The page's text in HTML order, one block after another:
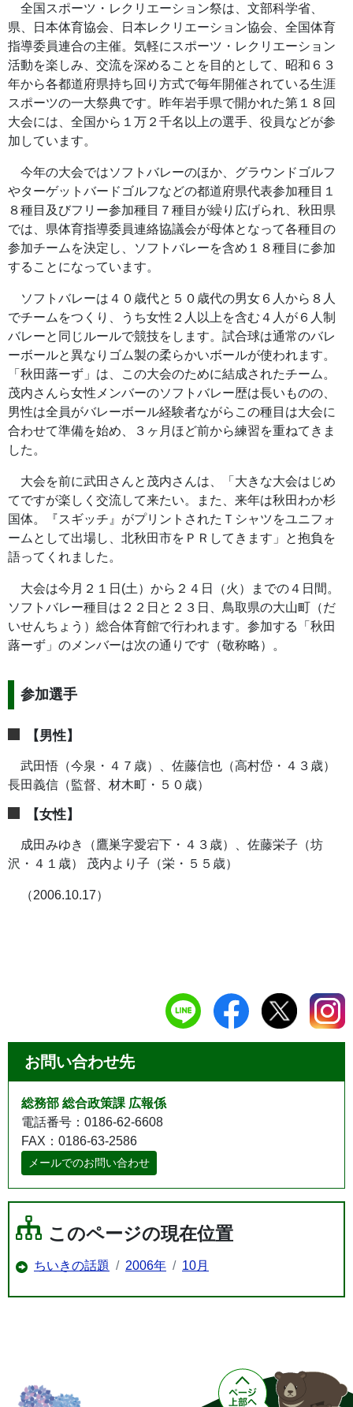
全国スポーツ・レクリエーション祭は、文部科学省、
県、日本体育協会、日本レクリエーション協会、全国体育
指導委員連合の主催。気軽にスポーツ・レクリエーション
活動を楽しみ、交流を深めることを目的として、昭和６３
年から各都道府県持ち回り方式で毎年開催されている生涯
スポーツの一大祭典です。昨年岩手県で開かれた第１８回
大会には、全国から１万２千名以上の選手、役員などが参
加しています。
今年の大会ではソフトバレーのほか、グラウンドゴルフ
やターゲットバードゴルフなどの都道府県代表参加種目１
８種目及びフリー参加種目７種目が繰り広げられ、秋田県
では、県体育指導委員連絡協議会が母体となって各種目の
参加チームを決定し、ソフトバレーを含め１８種目に参加
することになっています。
ソフトバレーは４０歳代と５０歳代の男女６人から８人
でチームをつくり、うち女性２人以上を含む４人が６人制
バレーと同じルールで競技をします。試合球は通常のバレ
ーボールと異なりゴム製の柔らかいボールが使われます。
「秋田蕗ーず」は、この大会のために結成されたチーム。
茂内さんら女性メンバーのソフトバレー歴は長いものの、
男性は全員がバレーボール経験者ながらこの種目は大会に
合わせて準備を始め、３ヶ月ほど前から練習を重ねてきま
した。
大会を前に武田さんと茂内さんは、「大きな大会はじめ
てですが楽しく交流して来たい。また、来年は秋田わか杉
国体。『スギッチ』がプリントされたＴシャツをユニフォ
ームとして出場し、北秋田市をＰＲしてきます」と抱負を
語ってくれました。
大会は今月２１日(土）から２４日（火）までの４日間。
ソフトバレー種目は２２日と２３日、鳥取県の大山町（だ
いせんちょう）総合体育館で行われます。参加する「秋田
蕗ーず」のメンバーは次の通りです（敬称略）。
参加選手
【男性】
武田悟（今泉・４７歳）、佐藤信也（高村岱・４３歳）
長田義信（監督、材木町・５０歳）
【女性】
成田みゆき（鷹巣字愛宕下・４３歳）、佐藤栄子（坊
沢・４１歳） 茂内より子（栄・５５歳）
（2006.10.17）
お問い合わせ先
総務部 総合政策課 広報係
電話番号：0186-62-6608
FAX：0186-63-2586
メールでのお問い合わせ
このページの現在位置
ちいきの話題 2006年 10月